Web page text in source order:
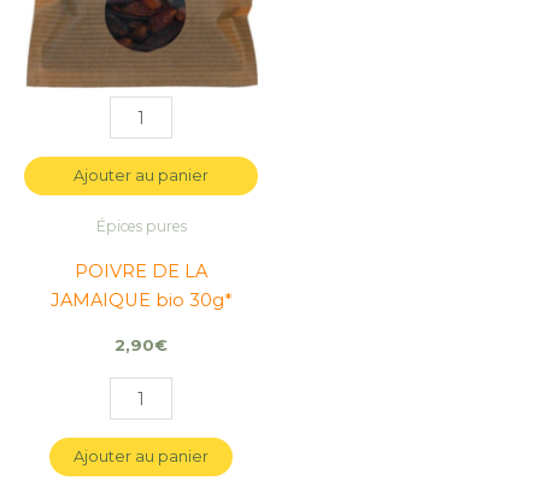
Ajouter au panier
Épices pures
POIVRE DE LA
JAMAIQUE bio 30g*
2,90€
Ajouter au panier